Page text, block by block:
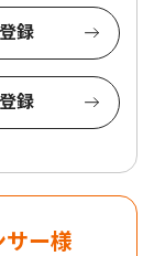
録
録
サー様